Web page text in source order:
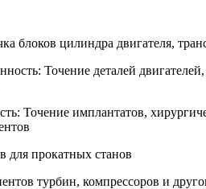
блоков цилиндра двигателя,
Точение деталей
Точение имплантатов,
для прокатных станов
турбин, компрессоров и